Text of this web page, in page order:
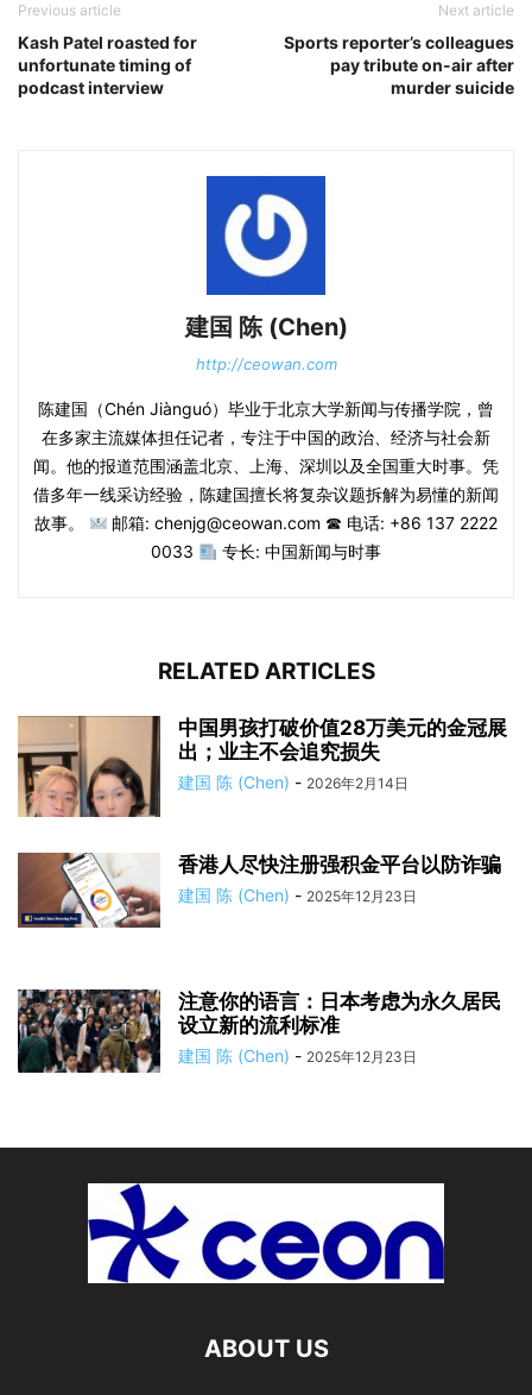
Previous article
Kash Patel roasted for
unfortunate timing of
podcast interview
Next article
Sports reporter’s colleagues
pay tribute on-air after
murder suicide
建国 陈 (Chen)
http://ceowan.com
陈建国（Chén Jiànguó）毕业于北京大学新闻与传播学院，曾
在多家主流媒体担任记者，专注于中国的政治、经济与社会新
闻。他的报道范围涵盖北京、上海、深圳以及全国重大时事。凭
借多年一线采访经验，陈建国擅长将复杂议题拆解为易懂的新闻
故事。
邮箱: chenjg@ceowan.com ☎ 电话: +86 137 2222
0033
专长: 中国新闻与时事
RELATED ARTICLES
中国男孩打破价值28万美元的金冠展
出；业主不会追究损失
建国 陈 (Chen) - 2026年2月14日
香港人尽快注册强积金平台以防诈骗
建国 陈 (Chen) - 2025年12月23日
注意你的语言：日本考虑为永久居民
设立新的流利标准
建国 陈 (Chen) - 2025年12月23日
ABOUT US